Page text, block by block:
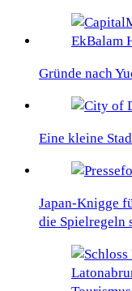
Gründe nach
Eine kleine
Japan-Knigge
die Spielregeln